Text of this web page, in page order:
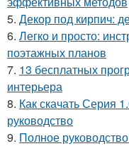
5. Декор под кирпич:
6. Легко и просто:
поэтажных планов
7. 13 бесплатных
интерьера
8. Как скачать Серия
руководство
9. Полное